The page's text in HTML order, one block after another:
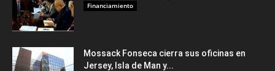
Financiamiento
Mossack Fonseca cierra sus oficinas en
Jersey, Isla de Man y...